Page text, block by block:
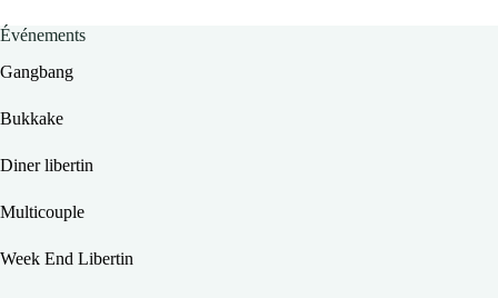
Événements
Gangbang
Bukkake
Diner libertin
Multicouple
Week End Libertin